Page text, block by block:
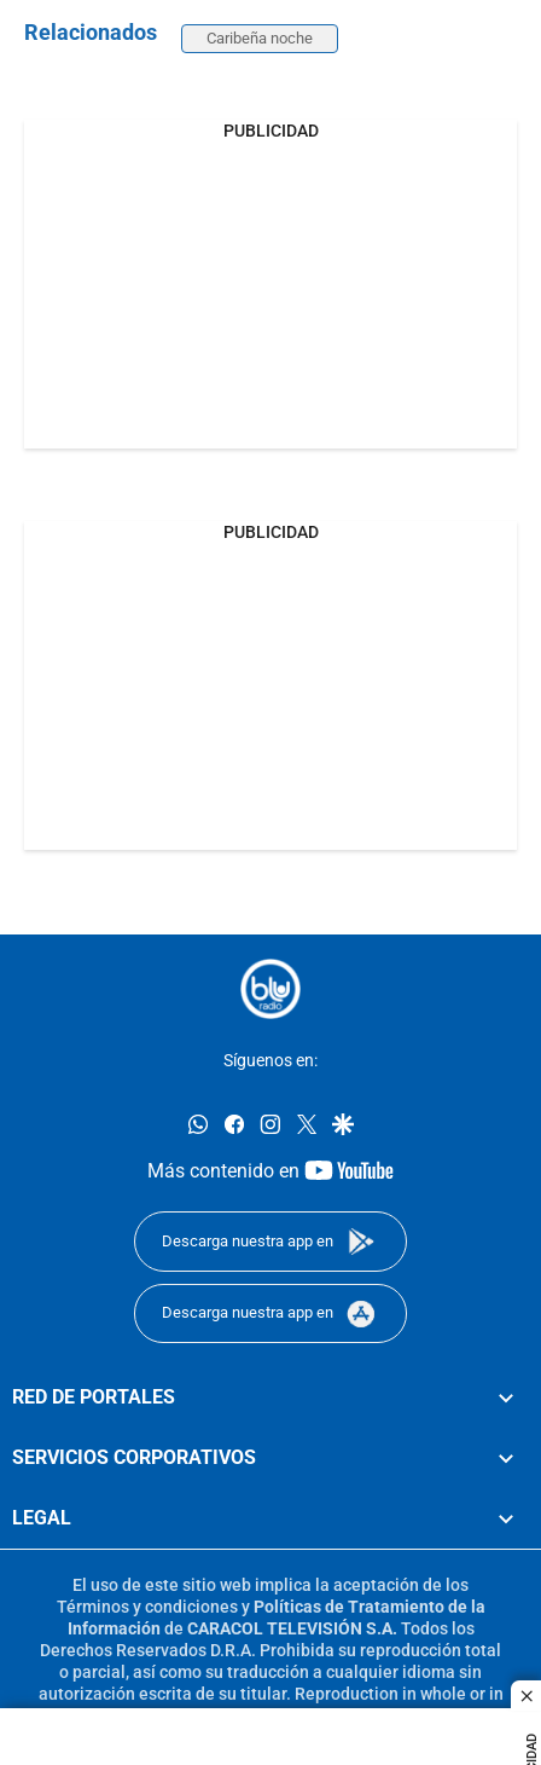
Relacionados Caribeña noche
PUBLICIDAD
PUBLICIDAD
Síguenos en:
whatsappfacebookinstagram
twittergoogle
Más contenido en
youtube-
Descarga nuestra app en
Descarga nuestra app en
RED DE PORTALES
SERVICIOS CORPORATIVOS
LEGAL
El uso de este sitio web implica la aceptación de los
Términos y condicionesy Políticas de Tratamiento de la
Información de CARACOL TELEVISIÓN S.A. Todos los
Derechos Reservados D.R.A. Prohibida su reproducción total
o parcial, así como su traducción a cualquier idioma sin
autorización escrita de su titular. Reproduction in whole or in